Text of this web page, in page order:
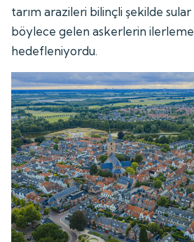
tarım arazileri bilinçli şekilde sular
böylece gelen askerlerin
hedefleniyordu.